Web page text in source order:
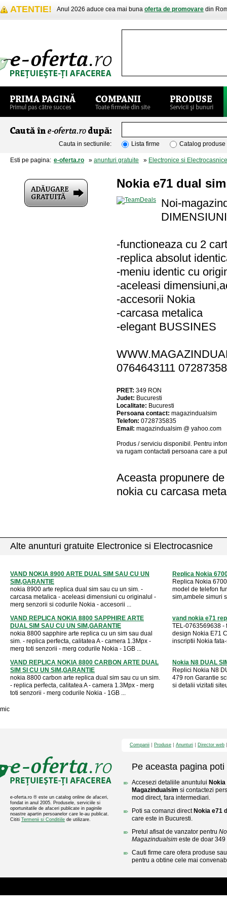
ATENTIE! Anul 2026 aduce cea mai buna oferta de promovare din
Cauta in sectiunile: Lista firme Catalog produse
Esti pe pagina: e-oferta.ro » anunturi gratuite » Electronice si Electrocasnice
Nokia e71 dual
Noi-
-functioneaza cu 2
-replica absolut
-meniu identic cu
-aceleasi
-accesorii Nokia
-carcasa metalica
-elegant BUSSINES
0764643111
PRET: 349 RON
Judet: Bucuresti
Localitate: Bucuresti
Persoana contact: magazindualsim
Telefon: 0728735835
Email: magazindualsim @ yahoo.com
Produs / serviciu disponibil . Pentru
va rugam contactati persoana care a
Aceasta propunere
nokia cu carcasa
Alte anunturi gratuite Electronice si Electrocasnice
VAND NOKIA 8900 ARTE DUAL SIM SAU CU UN
SIM,GARANTIE
nokia 8900 arte replica dual sim sau cu un sim. -
carcasa metalica - aceleasi dimensiuni cu originalul -
merg senzorii si codurile Nokia - accesorii ...
Replica Nokia
Replica Nokia
model de telefon
sim,ambele simuri
VAND REPLICA NOKIA 8800 SAPPHIRE ARTE
DUAL SIM SAU CU UN SIM,GARANTIE
nokia 8800 sapphire arte replica cu un sim sau dual
sim. - replica perfecta, calitatea A - camera 1.3Mpx -
merg toti senzorii - merg codurile Nokia - 1GB ...
vand nokia e71
TEL-0763569638 -
design Nokia E71
inscriptii Nokia
VAND REPLICA NOKIA 8800 CARBON ARTE DUAL
SIM SI CU UN SIM,GARANTIE
nokia 8800 carbon arte replica dual sim sau cu un sim.
- replica perfecta, calitatea A - camera 1.3Mpx - merg
toti senzorii - merg codurile Nokia - 1GB ...
Nokia N8 DUAL
Replici Nokia N8
479 ron Garantie
si detalii vizitati
mic
e-oferta.ro ® este un catalog online de afaceri,
fondat in anul 2005. Produsele, serviciile si
oportunitatile de afaceri publicate in paginile
noastre apartin persoanelor care le-au publicat.
Cititi Termenii si Conditiile de utilizare.
Companii Produse Anunturi Director web
Pe aceasta pagina poti
Accesezi detaliile anuntului
Magazindualsim si contactezi
mod direct, fara intermediari.
Poti sa comanzi direct Nokia e71
care este in Bucuresti.
Pretul afisat de vanzator pentru
Magazindualsim este de doar 349
Cauti firme care ofera produse
pentru a obtine cele mai